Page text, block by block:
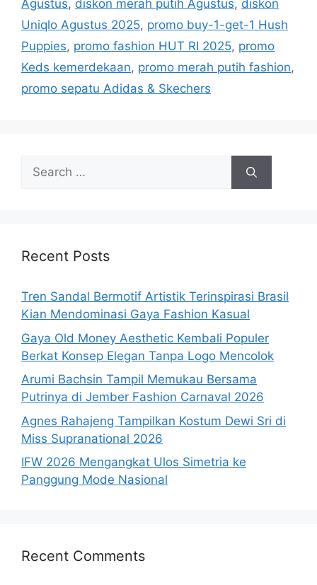
Agustus, diskon merah putih Agustus, diskon
Uniqlo Agustus 2025, promo buy-1-get-1 Hush
Puppies, promo fashion HUT RI 2025, promo
Keds kemerdekaan, promo merah putih fashion,
promo sepatu Adidas & Skechers
Search
for:
Recent Posts
Tren Sandal Bermotif Artistik Terinspirasi Brasil
Kian Mendominasi Gaya Fashion Kasual
Gaya Old Money Aesthetic Kembali Populer
Berkat Konsep Elegan Tanpa Logo Mencolok
Arumi Bachsin Tampil Memukau Bersama
Putrinya di Jember Fashion Carnaval 2026
Agnes Rahajeng Tampilkan Kostum Dewi Sri di
Miss Supranational 2026
IFW 2026 Mengangkat Ulos Simetria ke
Panggung Mode Nasional
Recent Comments